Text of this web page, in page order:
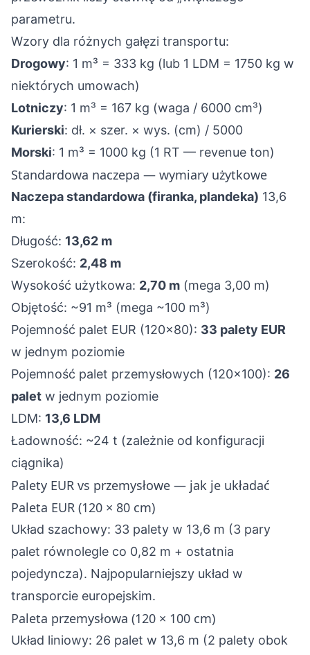
parametru.
Wzory dla różnych gałęzi transportu:
Drogowy: 1 m³ = 333 kg (lub 1 LDM = 1750 kg w
niektórych umowach)
Lotniczy: 1 m³ = 167 kg (waga / 6000 cm³)
Kurierski: dł. × szer. × wys. (cm) / 5000
Morski: 1 m³ = 1000 kg (1 RT — revenue ton)
Standardowa naczepa — wymiary użytkowe
Naczepa standardowa (firanka, plandeka) 13,6
m:
Długość: 13,62 m
Szerokość: 2,48 m
Wysokość użytkowa: 2,70 m (mega 3,00 m)
Objętość: ~91 m³ (mega ~100 m³)
Pojemność palet EUR (120×80): 33 palety EUR
w jednym poziomie
Pojemność palet przemysłowych (120×100): 26
palet w jednym poziomie
LDM: 13,6 LDM
Ładowność: ~24 t (zależnie od konfiguracji
ciągnika)
Palety EUR vs przemysłowe — jak je układać
Paleta EUR (120 × 80 cm)
Układ szachowy: 33 palety w 13,6 m (3 pary
palet równolegle co 0,82 m + ostatnia
pojedyncza). Najpopularniejszy układ w
transporcie europejskim.
Paleta przemysłowa (120 × 100 cm)
Układ liniowy: 26 palet w 13,6 m (2 palety obok